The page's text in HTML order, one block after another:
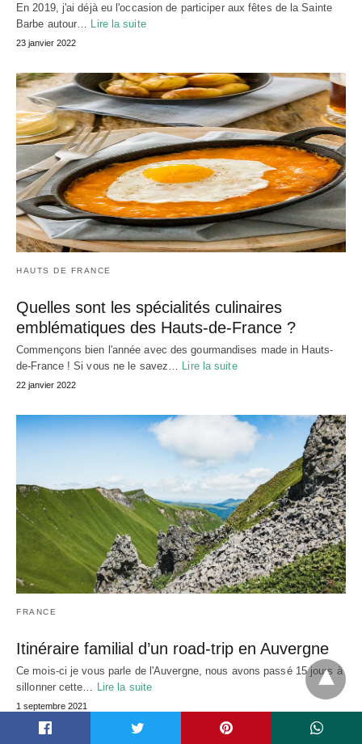
En 2019, j'ai déjà eu l'occasion de participer aux fêtes de la Sainte
Barbe autour…
Lire la suite
23 janvier 2022
HAUTS DE FRANCE
Quelles sont les spécialités culinaires
emblématiques des Hauts-de-France ?
Commençons bien l'année avec des gourmandises made in Hauts-
de-France ! Si vous ne le savez… Lire la suite
22 janvier 2022
FRANCE
Itinéraire familial d’un road-trip en Auvergne
Ce mois-ci je vous parle de l'Auvergne, nous avons passé 15 jours à
sillonner cette… Lire la suite
1 septembre 2021